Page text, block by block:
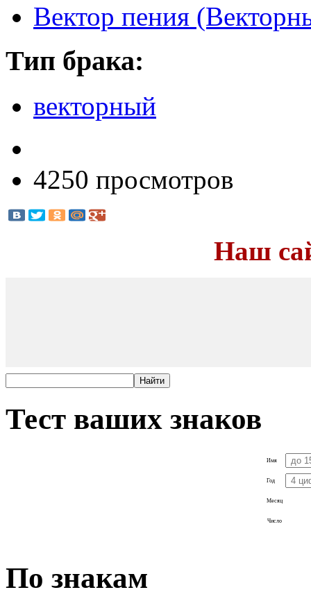
Вектор пения
Тип брака:
векторный
4250 просмотров
Наш
Тест ваших знаков
Имя
Год
Месяц
Число
По знакам